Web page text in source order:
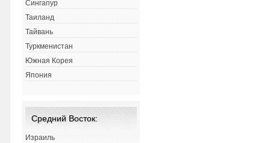
Сингапур
Таиланд
Тайвань
Туркменистан
Южная Корея
Япония
Средний Восток:
Израиль